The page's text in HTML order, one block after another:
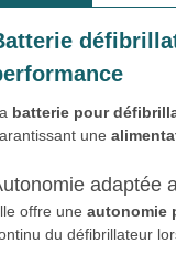
batterie pour
une
adaptée
offre une autonomie
du défibrillateur